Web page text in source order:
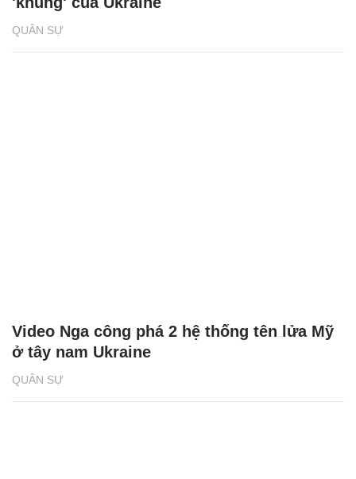
QUÂN SỰ
QUÂN SỰ
Video Nga công phá 2 hệ thống tên lửa Mỹ
ở tây nam Ukraine